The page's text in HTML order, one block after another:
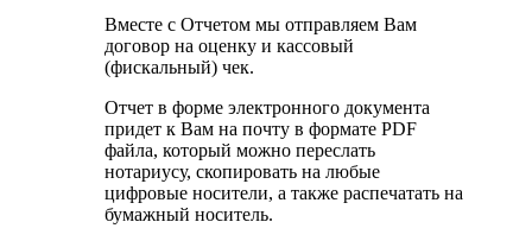
Вместе с Отчетом мы отправляем Вам
договор на оценку и кассовый
(фискальный) чек.
Отчет в форме электронного документа
придет к Вам на почту в формате PDF
файла, который можно переслать
нотариусу, скопировать на любые
цифровые носители, а также распечатать на
бумажный носитель.